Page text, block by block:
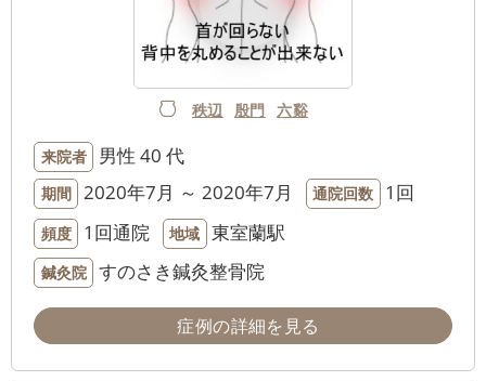
秩辺 殷門 六谿
来院者 男性 40 代
期間 2020年7月 ～ 2020年7月 通院回数 1回
頻度 1回通院 地域 東室蘭駅
鍼灸院 すのさき鍼灸整骨院
症例の詳細を見る